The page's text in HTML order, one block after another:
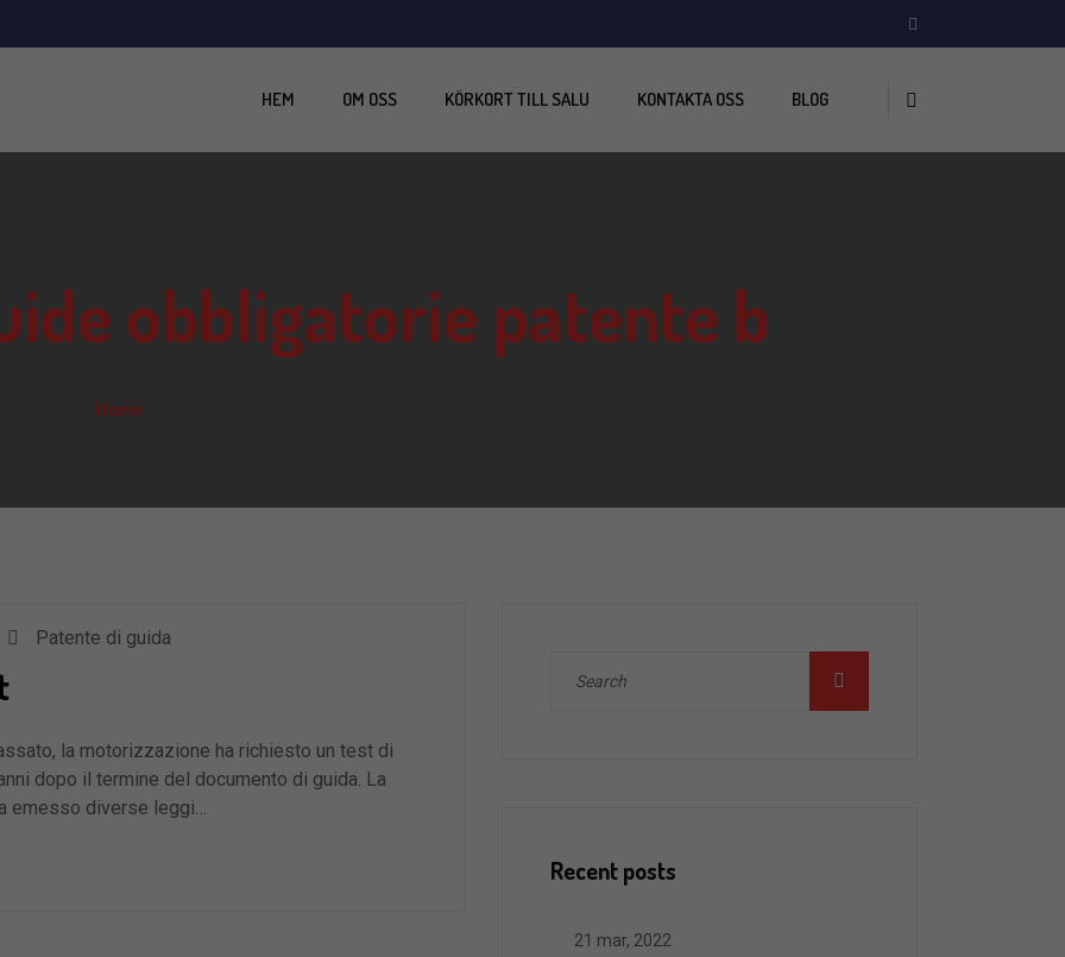
HEM OM OSS KÖRKORT TILL SALU KONTAKTA OSS BLOG
obbligatorie patente b
Homeguide obbligatorie patente b
Patente di guida
la motorizzazione ha richiesto un test di
dopo il termine del documento di guida. La
emesso diverse leggi…
Recent posts
21 mar, 2022